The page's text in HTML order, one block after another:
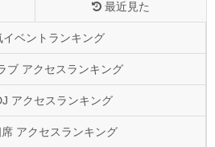
最近見た
イベントランキング
ブ アクセスランキング
アクセスランキング
席 アクセスランキング